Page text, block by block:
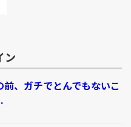
ン
前、ガチでとんでもないこ